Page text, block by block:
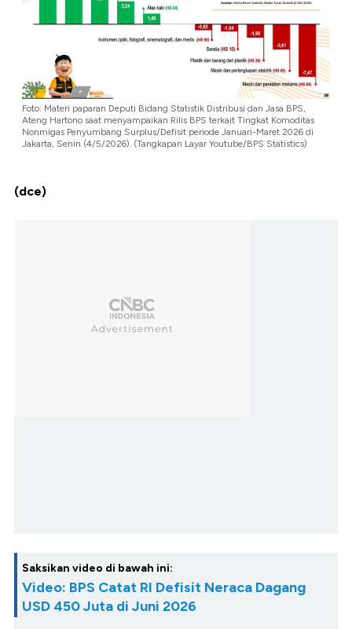
Foto: Materi paparan Deputi Bidang Statistik Distribusi dan Jasa BPS,
Ateng Hartono saat menyampaikan Rilis BPS terkait Tingkat Komoditas
Nonmigas Penyumbang Surplus/Defisit periode Januari-Maret 2026 di
Jakarta, Senin (4/5/2026). (Tangkapan Layar Youtube/BPS Statistics)
(dce)
Saksikan video di bawah ini:
Video: BPS Catat RI Defisit Neraca Dagang
USD 450 Juta di Juni 2026